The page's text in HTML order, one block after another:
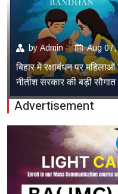
by Admin Aug 07,
बिहार में रक्षाबंधन पर
नीतीश सरकार की बड़ी सौगात
Advertisement